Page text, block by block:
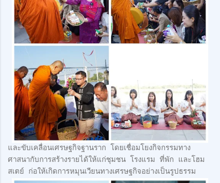
และขับเคลื่อนเศรษฐกิจฐานราก โดยเชื่อมโยงกิจกรรมทาง
ศาสนากับการสร้างรายได้ให้แก่ชุมชน โรงแรม ที่พัก และโฮม
สเตย์ ก่อให้เกิดการหมุนเวียนทางเศรษฐกิจอย่างเป็นรูปธรรม